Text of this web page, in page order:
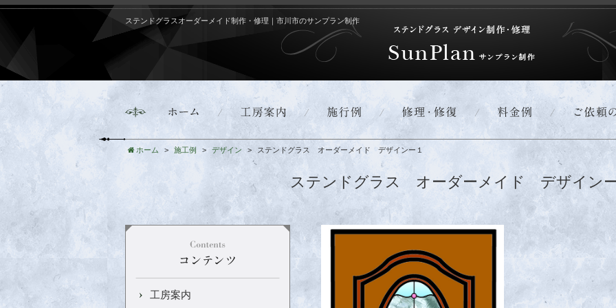
ステンドグラスオーダーメイド制作・修理｜市川市のサンプラン制作
ホーム 施工例 デザイン ステンドグラス オーダーメイド デザインー１
ステンドグラス オーダーメイド デザイン
工房案内